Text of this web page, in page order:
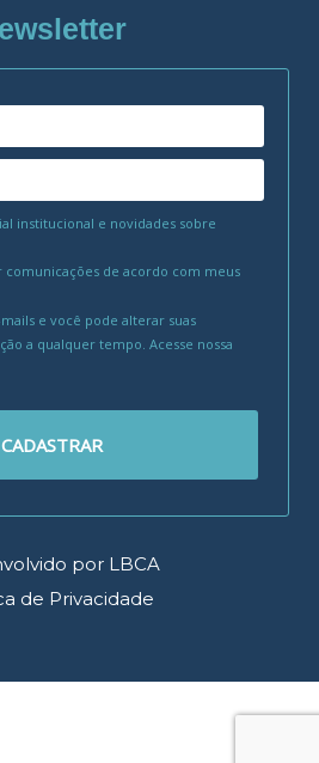
institucional e novidades sobre
de acordo com meus
e você pode alterar suas
a qualquer tempo. Acesse nossa
CADASTRAR
por LBCA
de Privacidade